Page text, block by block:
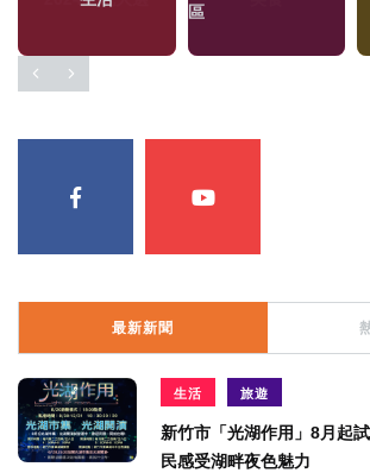
區
最新新聞
生活 旅遊
新竹市「光湖作用」8月起
民感受湖畔夜色魅力